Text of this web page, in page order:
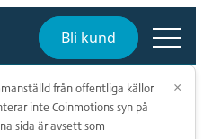
Bli kund
från offentliga källor
inte Coinmotions syn på
sida är avsett som
×